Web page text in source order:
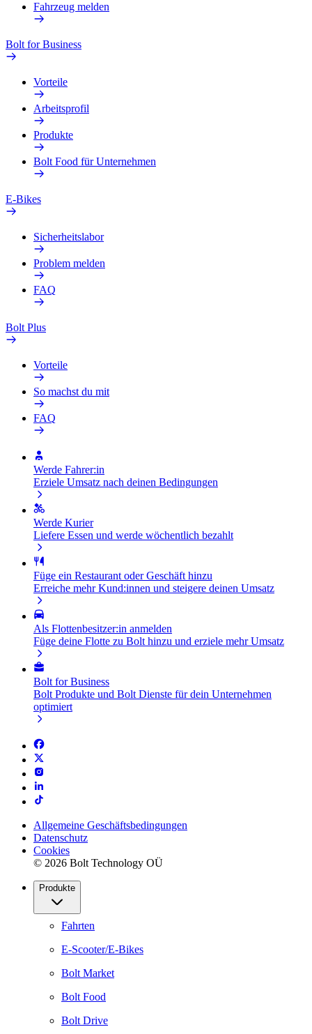
Fahrzeug melden
Bolt for Business
Vorteile
Arbeitsprofil
Produkte
Bolt Food für Unternehmen
E-Bikes
Sicherheitslabor
Problem melden
FAQ
Bolt Plus
Vorteile
So machst du mit
FAQ
Werde Fahrer:in
Erziele Umsatz nach deinen Bedingungen
Werde Kurier
Liefere Essen und werde wöchentlich bezahlt
Füge ein Restaurant oder Geschäft hinzu
Erreiche mehr Kund:innen und steigere deinen Umsatz
Als Flottenbesitzer:in anmelden
Füge deine Flotte zu Bolt hinzu und erziele mehr Umsatz
Bolt for Business
Bolt Produkte und Bolt Dienste für dein Unternehmen
optimiert
Allgemeine Geschäftsbedingungen
Datenschutz
Cookies
© 2026 Bolt Technology OÜ
Produkte
Fahrten
E-Scooter/E-Bikes
Bolt Market
Bolt Food
Bolt Drive